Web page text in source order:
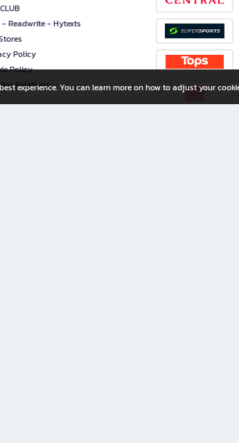
- Readwrite - Hytexts
Policy
Policy
Relations
experience. You can learn more on how to adjust your